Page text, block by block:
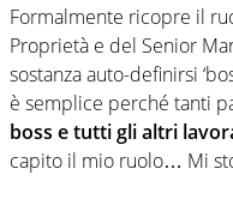
Formalmente ricopre il
Proprietà e del Senior
sostanza auto-definirsi
è semplice perché tanti
boss e tutti gli altri
capito il mio ruolo… Mi